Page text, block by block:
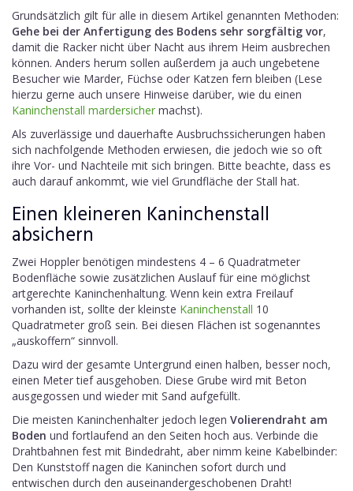
Grundsätzlich gilt für alle in diesem Artikel genannten Methoden:
Gehe bei der Anfertigung des Bodens sehr sorgfältig vor,
damit die Racker nicht über Nacht aus ihrem Heim ausbrechen
können. Anders herum sollen außerdem ja auch ungebetene
Besucher wie Marder, Füchse oder Katzen fern bleiben (Lese
hierzu gerne auch unsere Hinweise darüber, wie du einen
Kaninchenstall mardersicher machst).
Als zuverlässige und dauerhafte Ausbruchssicherungen haben
sich nachfolgende Methoden erwiesen, die jedoch wie so oft
ihre Vor- und Nachteile mit sich bringen. Bitte beachte, dass es
auch darauf ankommt, wie viel Grundfläche der Stall hat.
Einen kleineren Kaninchenstall
absichern
Zwei Hoppler benötigen mindestens 4 – 6 Quadratmeter
Bodenfläche sowie zusätzlichen Auslauf für eine möglichst
artgerechte Kaninchenhaltung. Wenn kein extra Freilauf
vorhanden ist, sollte der kleinste Kaninchenstall 10
Quadratmeter groß sein. Bei diesen Flächen ist sogenanntes
„auskoffern“ sinnvoll.
Dazu wird der gesamte Untergrund einen halben, besser noch,
einen Meter tief ausgehoben. Diese Grube wird mit Beton
ausgegossen und wieder mit Sand aufgefüllt.
Die meisten Kaninchenhalter jedoch legen Volierendraht am
Boden und fortlaufend an den Seiten hoch aus. Verbinde die
Drahtbahnen fest mit Bindedraht, aber nimm keine Kabelbinder:
Den Kunststoff nagen die Kaninchen sofort durch und
entwischen durch den auseinandergeschobenen Draht!